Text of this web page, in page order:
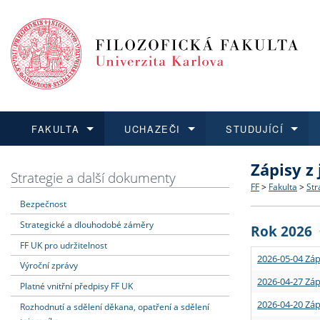
FAKULTA
Dozvědět se více
Struktura
Strategie
Podpora
UCHAZEČI
Podat přihlášku
Co
Učitelské
STUDUJÍCÍ
Dozvědět se více
Rigorózní
Dozvědět se více
O vědě a
Granty a
Dozvědět se více
Aktuální
Strategie a další dokumenty
Bezpečnost
Strategické a dlouhodobé záměry
FF UK pro udržitelnost
Výroční zprávy
Platné vnitřní předpisy FF UK
Rozhodnutí a sdělení děkana, opatření a sdělení
Zápisy
FF > Fakulta >
Rok 2026
2026-05-04
2026-04-27
2026-04-20